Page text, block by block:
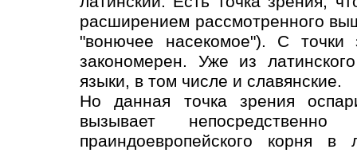
расширением рассмотренного
"вонючее насекомое"). С точки
закономерен. Уже из
языки, в том числе и славянские.
Но данная точка зрения
вызывает
праиндоевропейского корня